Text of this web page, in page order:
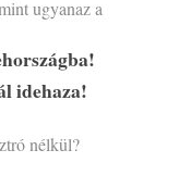
ugyanaz a
idehaza!
nélkül?